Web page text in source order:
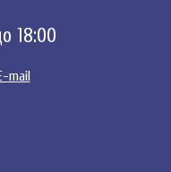
18:00
mail